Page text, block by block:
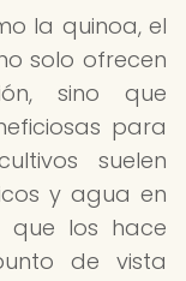
la quinoa, el
solo ofrecen
sino que
para
suelen
y agua en
que los hace
de vista